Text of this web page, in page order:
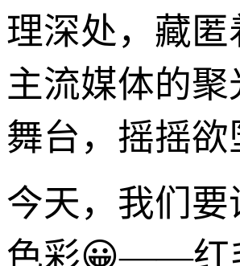
理深处，藏
主流媒体的
舞台，摇摇
今天，我们
色彩😀——红